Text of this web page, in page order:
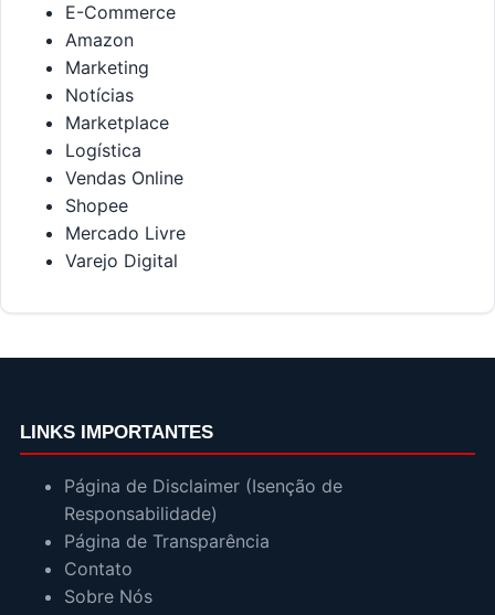
E-Commerce
Amazon
Marketing
Notícias
Marketplace
Logística
Vendas Online
Shopee
Mercado Livre
Varejo Digital
LINKS IMPORTANTES
Página de Disclaimer (Isenção de
Responsabilidade)
Página de Transparência
Contato
Sobre Nós